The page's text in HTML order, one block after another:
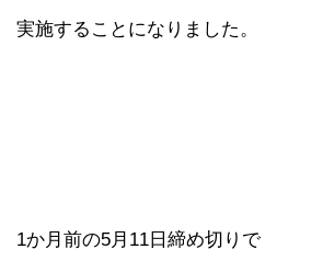
実施することになりました。
1か月前の5月11日締め切りで